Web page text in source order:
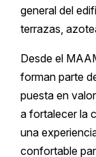
general del
terrazas,
Desde el
forman parte
puesta en
a fortalecer la
una
confortable